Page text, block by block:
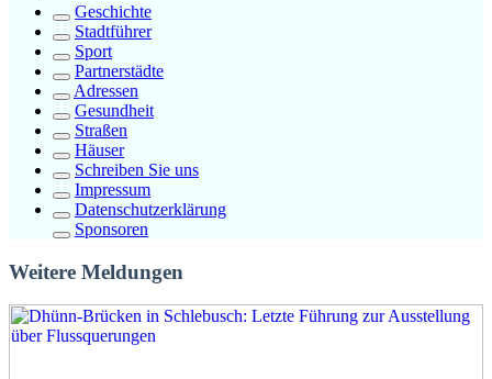
Geschichte
Stadtführer
Sport
Partnerstädte
Adressen
Gesundheit
Straßen
Häuser
Schreiben Sie uns
Impressum
Datenschutzerklärung
Sponsoren
Weitere Meldungen